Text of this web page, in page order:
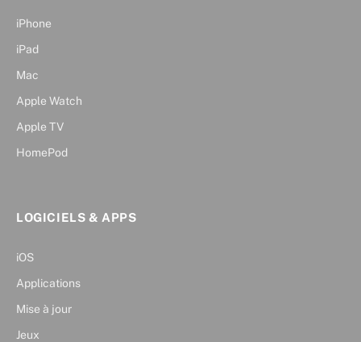
iPhone
iPad
Mac
Apple Watch
Apple TV
HomePod
LOGICIELS & APPS
iOS
Applications
Mise à jour
Jeux